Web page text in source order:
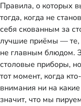
Правила, о которых
тогда, когда не
себя скованным за
лучшие приёмы — те,
не главным блюдом.
столовые приборы,
тот момент, когда
внимания ни на
значит, что мы